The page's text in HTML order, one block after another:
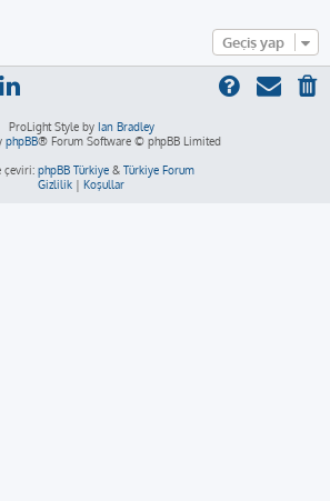
Geçiş yap
ProLight Style by Ian Bradley
phpBB® Forum Software © phpBB Limited
çeviri: phpBB Türkiye& Türkiye Forum
Gizlilik | Koşullar